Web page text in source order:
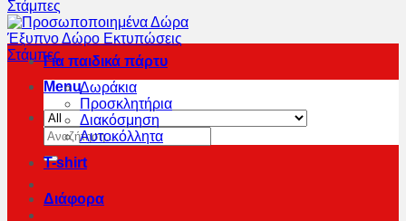
Menu
Αναζήτηση
για:
Για παιδικά πάρτυ
Δωράκια
Προσκλητήρια
Διακόσμηση
Αυτοκόλλητα
T-shirt
Διάφορα